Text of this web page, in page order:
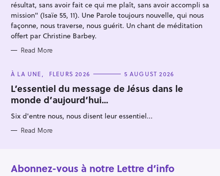
résultat, sans avoir fait ce qui me plaît, sans avoir accompli sa
mission" (Isaïe 55, 11). Une Parole toujours nouvelle, qui nous
façonne, nous traverse, nous guérit. Un chant de méditation
offert par Christine Barbey.
Read More
C
T
E
G
O
R
I
S
À LA UNE FLEURS 2026 5 AUGUST 2026
L’essentiel du message de Jésus dans le
monde d’aujourd’hui…
Six d'entre nous, nous disent leur essentiel...
Read More
Abonnez-vous à notre Lettre d’info
f
o
r
: